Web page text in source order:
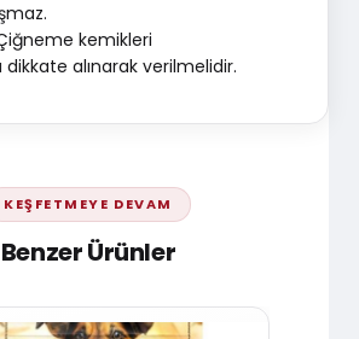
kemikleri
alınarak verilmelidir.
KEŞFETMEYE DEVAM
Benzer Ürünler